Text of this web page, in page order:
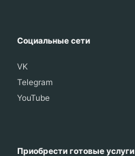
Социальные сети
VK
Telegram
YouTube
Приобрести готовые услуги